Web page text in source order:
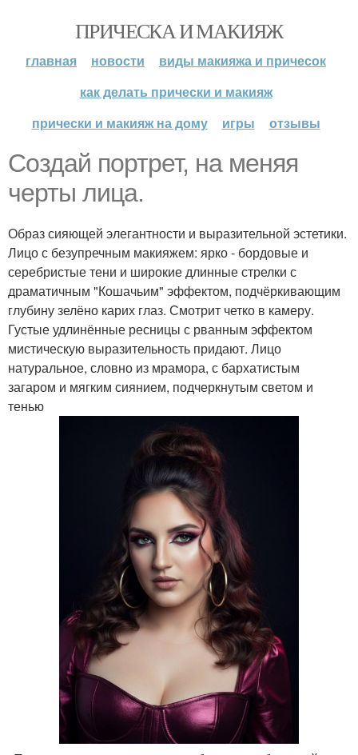
ПРИЧЕСКА И МАКИЯЖ
главная новости
виды макияжа и причесок
как делать прически и макияж
прически и макияж на дому
игры отзывы
Создай портрет, на меняя
черты лица.
Образ сияющей элегантности и выразительной эстетики.
Лицо с безупречным макияжем: ярко - бордовые и
серебристые тени и широкие длинные стрелки с
драматичным "Кошачьим" эффектом, подчёркивающим
глубину зелёно карих глаз. Смотрит четко в камеру.
Густые удлинённые ресницы с рванным эффектом
мистическую выразительность придают. Лицо
натуральное, словно из мрамора, с бархатистым
загаром и мягким сиянием, подчеркнутым светом и
тенью